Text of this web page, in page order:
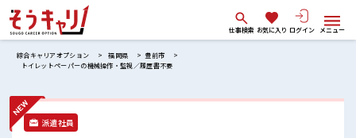
仕事検索 お気に入り ログイン メニュー
綜合キャリアオプション 福岡県
豊前市
トイレットペーパーの機械操作・監視／履歴書不要
派遣社員